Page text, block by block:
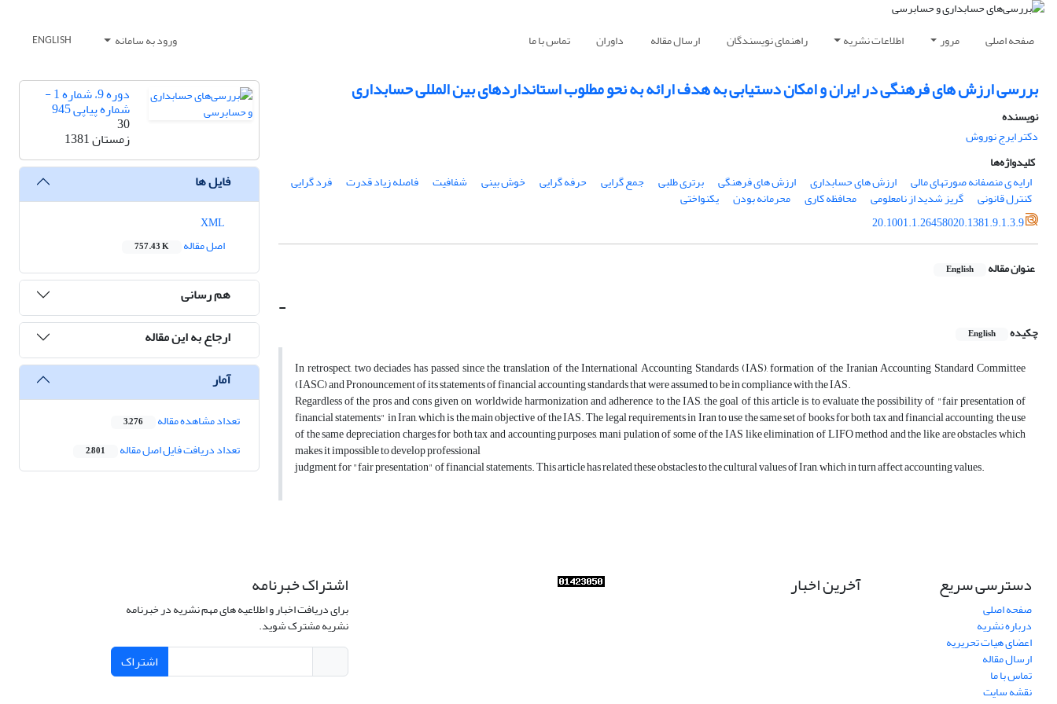
صفحه اصلی مرور اطلاعات نشریه راهنمای نویسندگان ارسال مقاله داوران تماس با ما ورود به سامانه ENGLISH
بررسی ارزش های فرهنگی در ایران و امکان دستیابی به هدف ارائه به نحو مطلوب استانداردهای بین المللی حسابداری
نویسنده
دکتر ایرج نوروش
کلیدواژه‌ها
ارایه ی منصفانه صورتهای مالی
ارزش های حسابداری ارزش های فرهنگی برتری طلبی جمع گرایی حرفه گرایی خوش بینی شفافیت فاصله زیاد قدرت فرد گرایی
کنترل قانونی گریز شدید از نامعلومی محافظه کاری محرمانه بودن
یکنواختی
20.1001.1.26458020.1381.9.1.3.9
عنوان مقاله English
-
چکیده English
In retrospect, two deciades has passed since the translation of the International Accounting Standards (IAS), formation of the Iranian Accounting Standard Committee
(IASC) and Pronouncement of its statements of financial accounting standards that were assumed to be in compliance with the IAS.
Regardless of the pros and cons given on worldwide harmonization and adherence to the IAS, the goal of this article is to evaluate the possibility of "fair presentation of
financial statements" in Iran, which is the main objective of the IAS. The legal requirements in Iran to use the same set of books for both tax and financial accounting, the use
of the same depreciation charges for both tax and accounting purposes, mani pulation of some of the IAS like elimination of LIFO method and the like are obstacles which
makes it impossible to develop professional
judgment for "fair presentation" of financial statements. This article has related these obstacles to the cultural values of Iran, which in turn affect accounting values.
دوره 9، شماره 1 -
شماره پیاپی 945
30
زمستان 1381
فایل ها
اصل مقاله
757.43 K
هم رسانی
ارجاع به این مقاله
آمار
تعداد مشاهده مقاله 3,276
تعداد دریافت فایل اصل مقاله 2,801
دسترسی سریع
صفحه اصلی
درباره نشریه
اعضای هیات تحریریه
ارسال مقاله
تماس با ما
نقشه سایت
آخرین اخبار اشتراک خبرنامه
برای دریافت اخبار و اطلاعیه های مهم نشریه در خبرنامه
نشریه مشترک شوید.
اشتراک